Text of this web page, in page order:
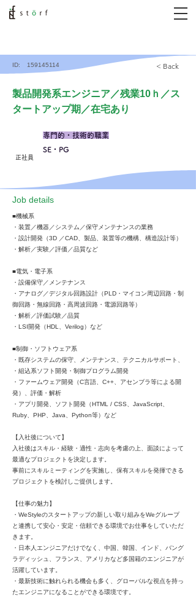
ID: 159145114 < Back
製品開発系エンジニア／残業10ｈ／ス
タートアップ期／在宅あり
正社員
専門的・技術的職業
SE・PG
​Job details
■機械系
・装置／機器／システム／保守メンテナンスの業務
・設計開発（3D ／CAD、製品、装置等の機構、構造設計等）
・解析／実験／評価／品質など
■電気・電⼦系
・設備保守／メンテナンス
・アナログ／デジタル回路設計（PLD・マイコン周辺回路・制
御回路・無線回路・⾼周波回路・電源回路等）
・解析／評価試験／品質
・LSI開発（HDL、Verilog）など
■制御・ソフトウェア系
・既存システムの保守、メンテナンス、テクニカルサポート、
・組込系ソフト開発・制御プログラム開発
・ファームウェア開発（C⾔語、C++、アセンブラ等による開
発）、評価・解析
・アプリ開発、ソフト開発（HTML / CSS、JavaScript、
Ruby、PHP、Java、Python等）など
【⼊社後について】
⼊社後はスキル・経験・適性・志向を考慮の上、⾯談によって
最適なプロジェクトを決定します。
事前にスキルミーティングを実施し、保有スキルを発揮できる
プロジェクトを検討しご提供します。
【仕事の魅力】
・WeStyleのスタートアップの新しい取り組みをWeグループ
と連携して安⼼・安定・信頼できる環境でお仕事をしていただ
きます。
・⽇本⼈エンジニアだけでなく、中国、韓国、インド、バング
ラディッシュ、フランス、アメリカなど多国籍のエンジニアが
活躍しています。
・最新技術に触れられる機会も多く、グローバルな視点を持っ
たエンジニアになることができる環境です。